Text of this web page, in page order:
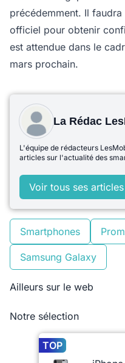
précédemment. Il
officiel pour obtenir
est attendue dans le
mars prochain.
La Rédac
L'équipe de rédacteurs
articles sur l'actualité des
Voir tous ses articles
Smartphones
Samsung Galaxy
Ailleurs sur le web
Notre sélection
TOP